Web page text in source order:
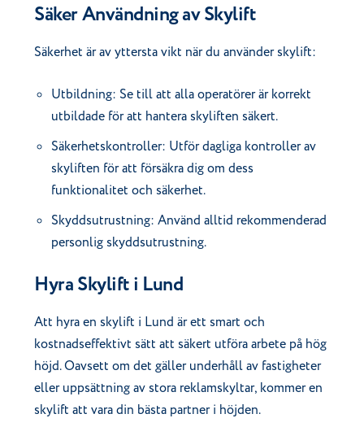
Säker Användning av Skylift
Säkerhet är av yttersta vikt när du använder skylift:
Utbildning: Se till att alla operatörer är korrekt
utbildade för att hantera skyliften säkert.
Säkerhetskontroller: Utför dagliga kontroller av
skyliften för att försäkra dig om dess
funktionalitet och säkerhet.
Skyddsutrustning: Använd alltid rekommenderad
personlig skyddsutrustning.
Hyra Skylift i Lund
Att hyra en skylift i Lund är ett smart och
kostnadseffektivt sätt att säkert utföra arbete på hög
höjd. Oavsett om det gäller underhåll av fastigheter
eller uppsättning av stora reklamskyltar, kommer en
skylift att vara din bästa partner i höjden.